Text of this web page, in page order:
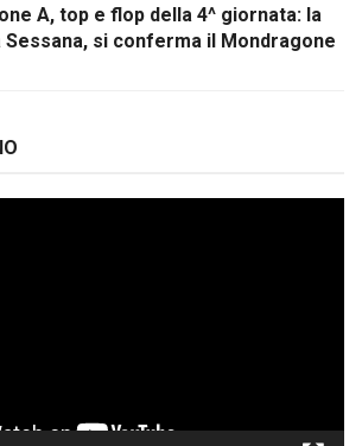
A, top e flop della 4^ giornata: la
Sessana, si conferma il Mondragone